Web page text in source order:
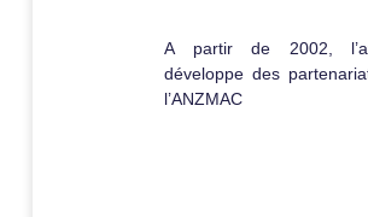
A partir de 2002,
développe des
l’ANZMAC